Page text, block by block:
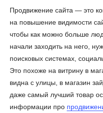
Продвижение сайта — это
на повышение видимости
чтобы как можно больше
начали заходить на него,
поисковых системах,
Это похоже на витрину в
видна с улицы, в магазин
даже самый лучший товар
информации про